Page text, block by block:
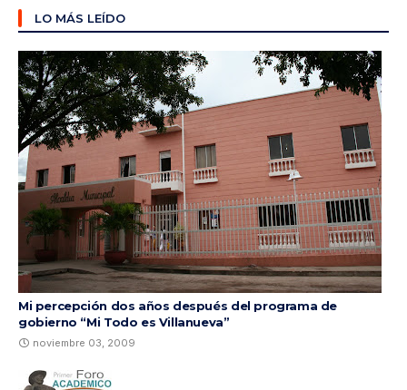
LO MÁS LEÍDO
Mi percepción dos años después del programa de
gobierno “Mi Todo es Villanueva”
noviembre 03, 2009